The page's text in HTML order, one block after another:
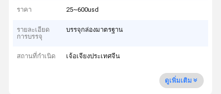
ราคา 25~600usd
รายละเอียด
การบรรจุ
บรรจุกล่องมาตรฐาน
สถานที่กำเนิด เจ้อเจียงประเทศจีน
ดูเพิ่มเติม